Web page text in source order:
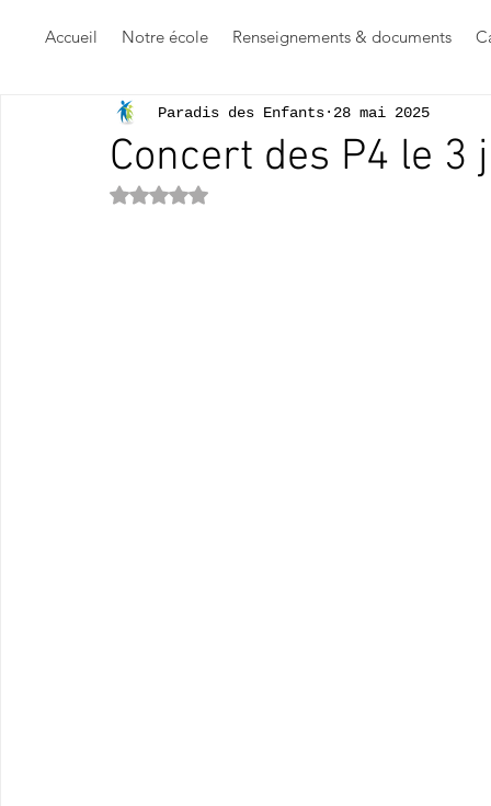
Accueil Notre école Renseignements & documents
Concert des P4 le 3
Paradis des Enfants 28 mai 2025
Noté NaN étoiles sur 5.